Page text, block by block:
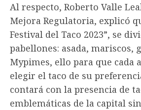
Al respecto, Roberto Valle
Mejora Regulatoria, explicó
Festival del Taco 2023”, se
pabellones: asada, mariscos,
Mypimes, ello para que cada
elegir el taco de su
contará con la presencia de
emblemáticas de la capital